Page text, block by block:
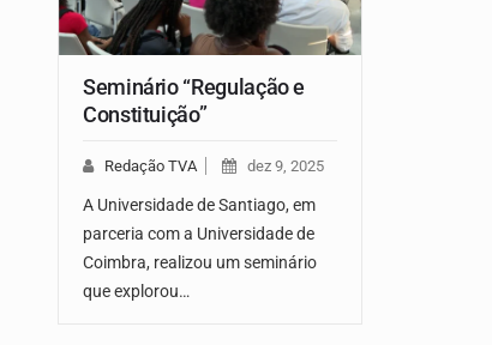
Seminário “Regulação e
Constituição”
Redação TVA dez 9, 2025
A Universidade de Santiago, em
parceria com a Universidade de
Coimbra, realizou um seminário
que explorou…